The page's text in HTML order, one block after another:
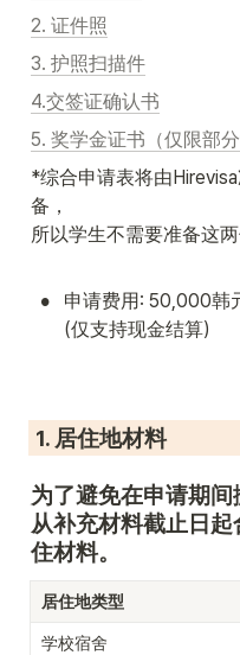
2. 证件照
3. 护照扫描件
4.交签证确认书
5. 奖学金证书（仅限部分
*综合申请表将由
备，
所以学生不需要准备这两
•
申请费用: 50,000韩
(仅支持现金结算)
1. 居住地材料
为了避免在申请期
从补充材料截止日起
住材料。
居住地类型
学校宿舍